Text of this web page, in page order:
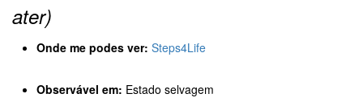
ater)
Onde me podes ver: Steps4Life
Observável em: Estado selvagem